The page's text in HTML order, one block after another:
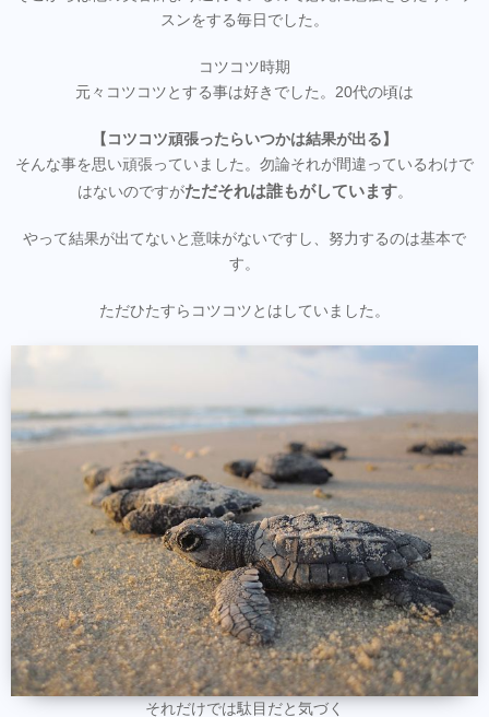
スンをする毎日でした。
コツコツ時期
元々コツコツとする事は好きでした。20代の頃は
【コツコツ頑張ったらいつかは結果が出る】
そんな事を思い頑張っていました。勿論それが間違っているわけで
はないのですがただそれは誰もがしています。
やって結果が出てないと意味がないですし、努力するのは基本で
す。
ただひたすらコツコツとはしていました。
それだけでは駄目だと気づく